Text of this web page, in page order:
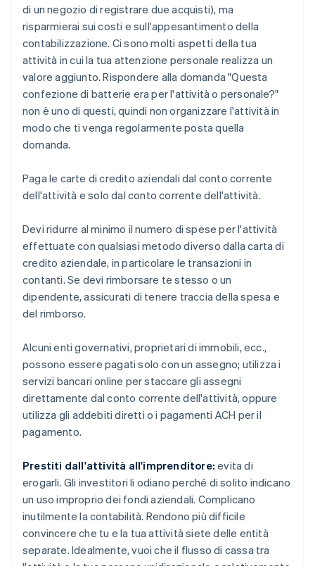
di un negozio di registrare due acquisti), ma
risparmierai sui costi e sull'appesantimento della
contabilizzazione. Ci sono molti aspetti della tua
attività in cui la tua attenzione personale realizza un
valore aggiunto. Rispondere alla domanda "Questa
confezione di batterie era per l'attività o personale?"
non è uno di questi, quindi non organizzare l'attività in
modo che ti venga regolarmente posta quella
domanda.
Paga le carte di credito aziendali dal conto corrente
dell'attività e solo dal conto corrente dell'attività.
Devi ridurre al minimo il numero di spese per l'attività
effettuate con qualsiasi metodo diverso dalla carta di
credito aziendale, in particolare le transazioni in
contanti. Se devi rimborsare te stesso o un
dipendente, assicurati di tenere traccia della spesa e
del rimborso.
Alcuni enti governativi, proprietari di immobili, ecc.,
possono essere pagati solo con un assegno; utilizza i
servizi bancari online per staccare gli assegni
direttamente dal conto corrente dell'attività, oppure
utilizza gli addebiti diretti o i pagamenti ACH per il
pagamento.
Prestiti dall'attività all'imprenditore: evita di
erogarli. Gli investitori li odiano perché di solito indicano
un uso improprio dei fondi aziendali. Complicano
inutilmente la contabilità. Rendono più difficile
convincere che tu e la tua attività siete delle entità
separate. Idealmente, vuoi che il flusso di cassa tra